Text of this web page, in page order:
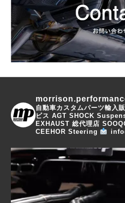
自動車カスタムパーツ輸入
ビス AGT SHOCK
EXHAUST 総代理店
CEEHOR Steering